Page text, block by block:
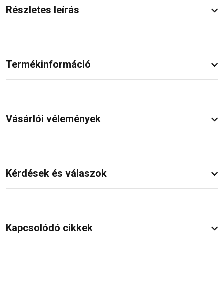
Részletes leírás
Termékinformáció
Vásárlói vélemények
Kérdések és válaszok
Kapcsolódó cikkek